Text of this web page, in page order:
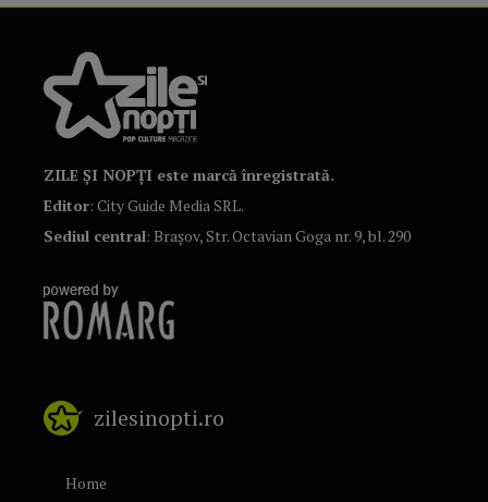
ZILE ȘI NOPȚI este marcă înregistrată.
Editor: City Guide Media SRL.
Sediul central: Brașov, Str. Octavian Goga nr. 9, bl. 290
zilesinopti.ro
Home